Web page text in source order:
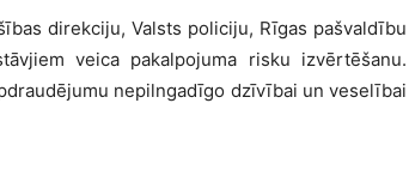
direkciju, Valsts policiju, Rīgas pašvaldību
veica pakalpojuma risku izvērtēšanu.
nepilngadīgo dzīvībai un veselībai